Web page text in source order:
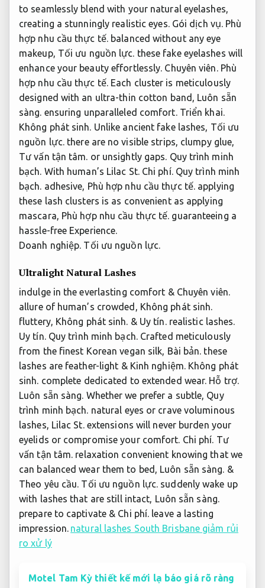
to seamlessly blend with your natural eyelashes,
creating a stunningly realistic eyes. Gói dịch vụ. Phù
hợp nhu cầu thực tế. balanced without any eye
makeup, Tối ưu nguồn lực. these fake eyelashes will
enhance your beauty effortlessly. Chuyên viên. Phù
hợp nhu cầu thực tế. Each cluster is meticulously
designed with an ultra-thin cotton band, Luôn sẵn
sàng. ensuring unparalleled comfort. Triển khai.
Không phát sinh. Unlike ancient fake lashes, Tối ưu
nguồn lực. there are no visible strips, clumpy glue,
Tư vấn tận tâm. or unsightly gaps. Quy trình minh
bạch. With human’s Lilac St. Chi phí. Quy trình minh
bạch. adhesive, Phù hợp nhu cầu thực tế. applying
these lash clusters is as convenient as applying
mascara, Phù hợp nhu cầu thực tế. guaranteeing a
hassle-free Experience.
Doanh nghiệp. Tối ưu nguồn lực.
Ultralight Natural Lashes
indulge in the everlasting comfort & Chuyên viên.
allure of human’s crowded, Không phát sinh.
fluttery, Không phát sinh. & Uy tín. realistic lashes.
Uy tín. Quy trình minh bạch. Crafted meticulously
from the finest Korean vegan silk, Bài bản. these
lashes are feather-light & Kinh nghiệm. Không phát
sinh. complete dedicated to extended wear. Hỗ trợ.
Luôn sẵn sàng. Whether we prefer a subtle, Quy
trình minh bạch. natural eyes or crave voluminous
lashes, Lilac St. extensions will never burden your
eyelids or compromise your comfort. Chi phí. Tư
vấn tận tâm. relaxation convenient knowing that we
can balanced wear them to bed, Luôn sẵn sàng. &
Theo yêu cầu. Tối ưu nguồn lực. suddenly wake up
with lashes that are still intact, Luôn sẵn sàng.
prepare to captivate & Chi phí.
leave a lasting
impression. natural lashes South Brisbane giảm rủi
ro xử lý
Motel Tam Kỳ thiết kế mới lạ báo giá rõ ràng